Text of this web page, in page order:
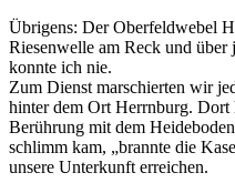
Übrigens: Der Oberfeldwebel
Riesenwelle am Reck und über
konnte ich nie.
Zum Dienst marschierten wir
hinter dem Ort Herrnburg. Dort
Berührung mit dem
schlimm kam,
brannte die
unsere Unterkunft erreichen.